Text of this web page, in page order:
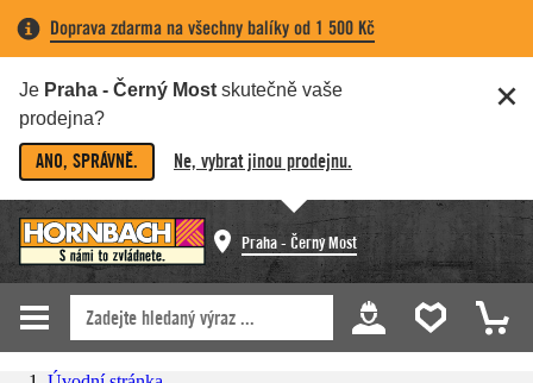
Doprava zdarma na všechny balíky od 1 500 Kč
Je Praha - Černý Most skutečně vaše
prodejna?
ANO, SPRÁVNĚ. Ne, vybrat jinou prodejnu.
Praha - Černý Most